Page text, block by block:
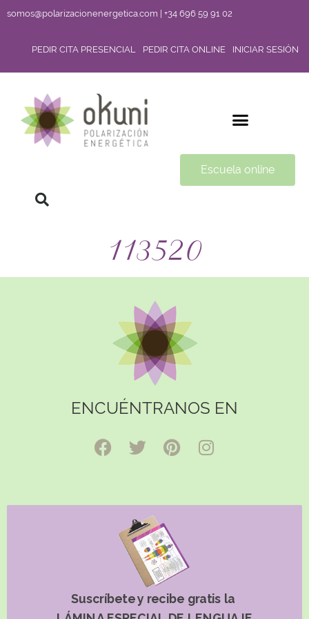
somos@polarizacionenergetica.com | +34 696 59 91 02
PEDIR CITA PRESENCIAL PEDIR CITA ONLINE INICIAR SESIÓN
Escuela online
113520
ENCUÉNTRANOS EN
Suscríbete y recibe gratis la